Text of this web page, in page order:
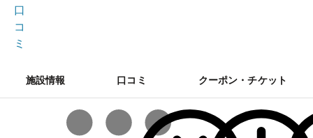
口
コ
ミ
施設情報 口コミ クーポン・チケット